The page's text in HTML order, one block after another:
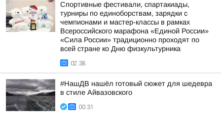
Спортивные фестивали, спартакиады,
турниры по единоборствам, зарядки с
чемпионами и мастер-классы в рамках
Всероссийского марафона «Единой России»
«Сила России» традиционно проходят по
всей стране ко Дню физкультурника
02:38
#НашДВ нашёл готовый сюжет для шедевра
в стиле Айвазовского
00:31